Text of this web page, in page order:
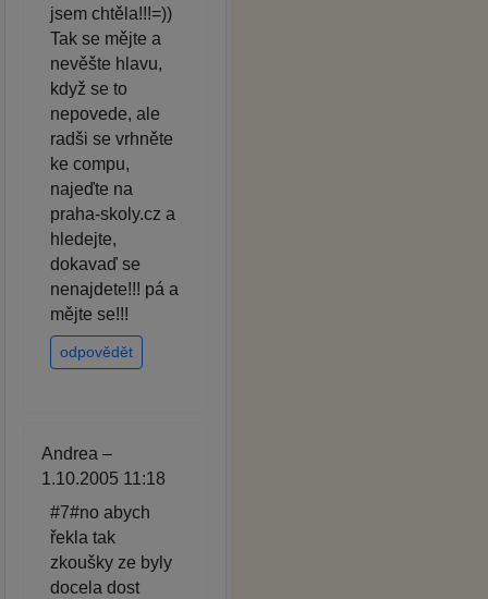
jsem chtěla!!!=))
Tak se mějte a
nevěšte hlavu,
když se to
nepovede, ale
radši se vrhněte
ke compu,
najeďte na
praha-skoly.cz a
hledejte,
dokavaď se
nenajdete!!! pá a
mějte se!!!
odpovědět
Andrea –
1.10.2005 11:18
#7#no abych
řekla tak
zkoušky ze byly
docela dost